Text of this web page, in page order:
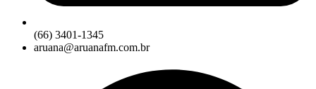
(66) 3401-1345
aruana@aruanafm.com.br